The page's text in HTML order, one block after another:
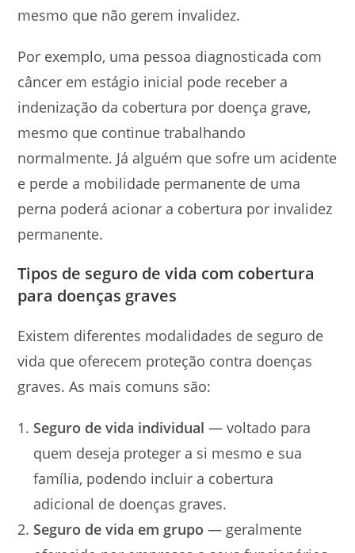
mesmo que não gerem invalidez.
Por exemplo, uma pessoa diagnosticada com
câncer em estágio inicial pode receber a
indenização da cobertura por doença grave,
mesmo que continue trabalhando
normalmente. Já alguém que sofre um acidente
e perde a mobilidade permanente de uma
perna poderá acionar a cobertura por invalidez
permanente.
Tipos de seguro de vida com cobertura
para doenças graves
Existem diferentes modalidades de seguro de
vida que oferecem proteção contra doenças
graves. As mais comuns são:
Seguro de vida individual — voltado para
quem deseja proteger a si mesmo e sua
família, podendo incluir a cobertura
adicional de doenças graves.
Seguro de vida em grupo — geralmente